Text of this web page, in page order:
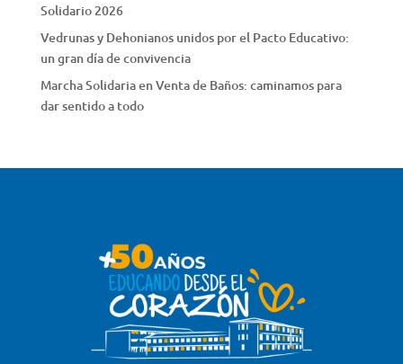
Solidario 2026
Vedrunas y Dehonianos unidos por el Pacto Educativo:
un gran día de convivencia
Marcha Solidaria en Venta de Baños: caminamos para
dar sentido a todo